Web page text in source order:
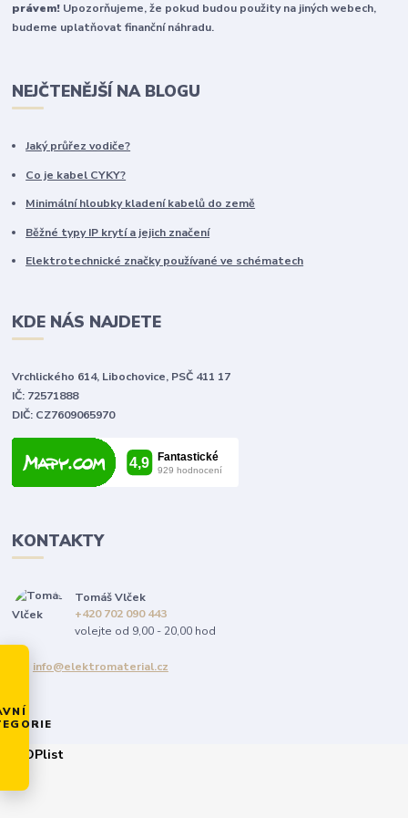
právem! Upozorňujeme, že pokud budou použity na jiných webech,
budeme uplatňovat finanční náhradu.
NEJČTENĚJŠÍ NA BLOGU
Jaký průřez vodiče?
Co je kabel CYKY?
Minimální hloubky kladení kabelů do země
Běžné typy IP krytí a jejich značení
Elektrotechnické značky používané ve schématech
KDE NÁS NAJDETE
Vrchlického 614, Libochovice, PSČ 411 17
IČ: 72571888
DIČ: CZ7609065970
KONTAKTY
Tomáš Vlček
+420 702 090 443
volejte od 9,00 - 20,00 hod
info@elektromaterial.cz